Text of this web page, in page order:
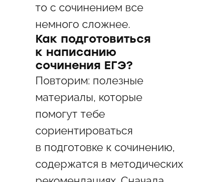
то с сочинением все
немного сложнее.
Как подготовиться
к написанию
сочинения ЕГЭ?
Повторим: полезные
материалы, которые
помогут тебе
сориентироваться
в подготовке к сочинению,
содержатся в методических